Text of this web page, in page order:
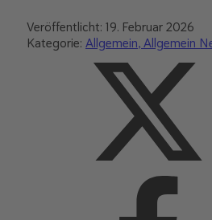
Veröffentlicht: 19. Februar 2026
Kategorie: Allgemein Allgemein